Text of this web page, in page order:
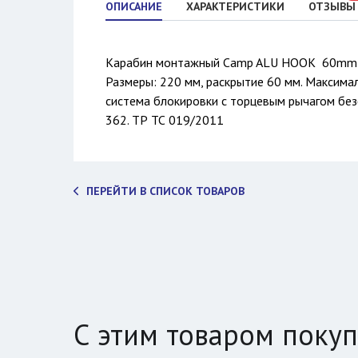
ОПИСАНИЕ ХАРАКТЕРИСТИКИ ОТЗЫВЫ
Карабин монтажный Camp ALU HOOK 60mm
Размеры: 220 мм, раскрытие 60 мм.
cистема блокировки с торцевым рычагом
362. ТР ТС 019/2011
ПЕРЕЙТИ В СПИСОК ТОВАРОВ
С этим товаром